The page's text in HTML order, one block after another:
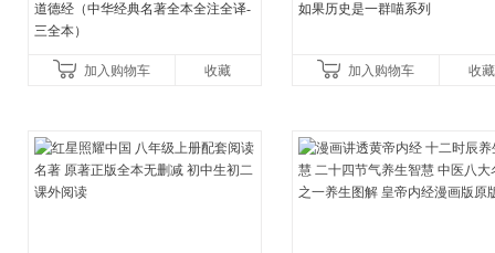
道德经（中华经典名著全本全注全译-
三全本）
加入购物车 收藏
如果历史是一群喵系列
加入购物车 收藏